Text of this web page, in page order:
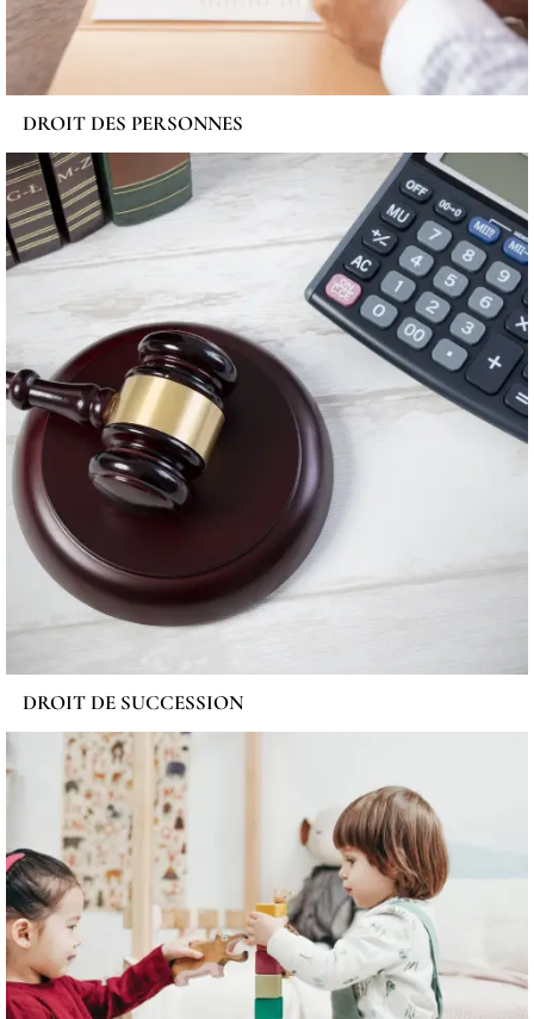
DROIT DES PERSONNES
DROIT DE SUCCESSION